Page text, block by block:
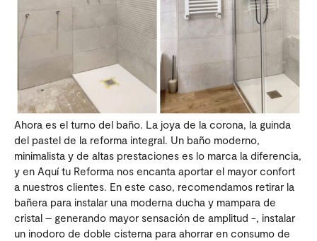
Ahora es el turno del baño. La joya de la corona, la guinda
del pastel de la reforma integral. Un baño moderno,
minimalista y de altas prestaciones es lo marca la diferencia,
y en Aquí tu Reforma nos encanta aportar el mayor confort
a nuestros clientes. En este caso, recomendamos retirar la
bañera para instalar una moderna ducha y mampara de
cristal – generando mayor sensación de amplitud -, instalar
un inodoro de doble cisterna para ahorrar en consumo de